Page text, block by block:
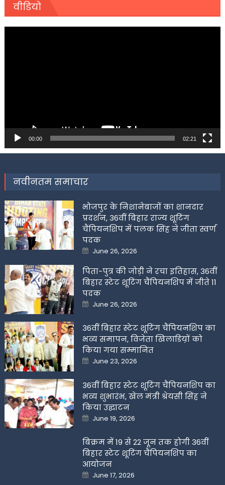
वीडियो
00:00 02:21
नवीनतम समाचार
भोजपुर के निशानेबाजों का शानदार
प्रदर्शन, 36वीं बिहार राज्य शूटिंग
चैंपियनशिप में पलक सिंह ने जीता स्वर्ण
पदक
Posted
on
June 26, 2026
पिता-पुत्र की जोड़ी ने रचा इतिहास, 36वीं
बिहार स्टेट शूटिंग चैंपियनशिप में जीते 11
पदक
Posted
on
June 26, 2026
36वीं बिहार स्टेट शूटिंग चैंपियनशिप का
भव्य समापन, विजेता खिलाडिय़ों को
किया गया सम्मानित
Posted
on
June 23, 2026
36वीं बिहार स्टेट शूटिंग चैंपियनशिप का
भव्य शुभारंभ, खेल मंत्री श्रेयसी सिंह ने
किया उद्घाटन
Posted
on
June 19, 2026
बिक्रम में 19 से 22 जून तक होगी 36वीं
बिहार स्टेट शूटिंग चैंपियनशिप का
आयोजन
Posted
on
June 17, 2026